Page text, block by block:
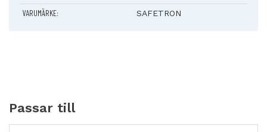
VARUMÄRKE: SAFETRON
Passar till